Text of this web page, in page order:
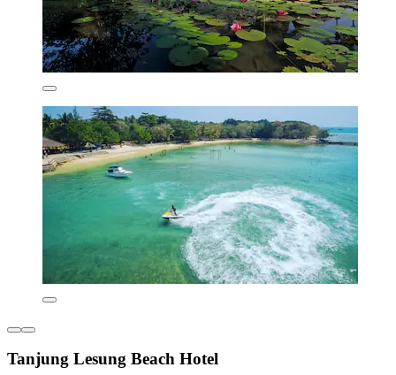
Tanjung Lesung Beach Hotel